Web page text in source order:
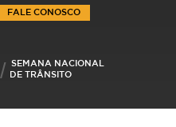
SEMANA NACIONAL
DE TRÂNSITO
FALE CONOSCO